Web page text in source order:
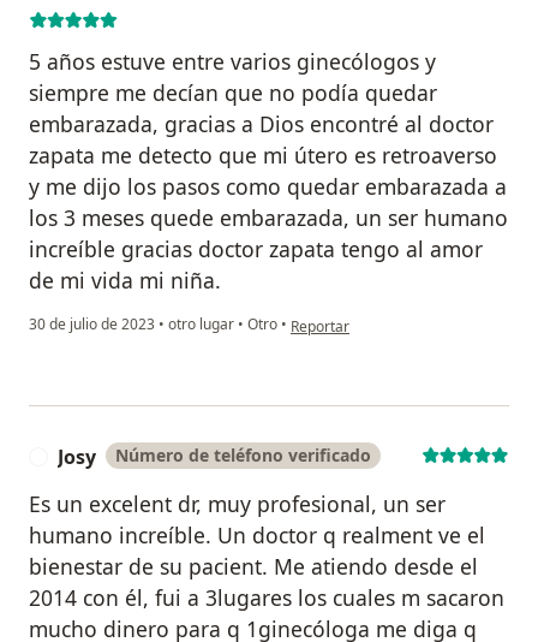
5 años estuve entre varios ginecólogos y
siempre me decían que no podía quedar
embarazada, gracias a Dios encontré al doctor
zapata me detecto que mi útero es retroaverso
y me dijo los pasos como quedar embarazada a
los 3 meses quede embarazada, un ser humano
increíble gracias doctor zapata tengo al amor
de mi vida mi niña.
30 de julio de 2023 • otro lugar • Otro • en opinión del usuario Yajayra ugaz
Reportar
Josy Número de teléfono verificado
Es un excelent dr, muy profesional, un ser
humano increíble. Un doctor q realment ve el
bienestar de su pacient. Me atiendo desde el
2014 con él, fui a 3lugares los cuales m sacaron
mucho dinero para q 1ginecóloga me diga q